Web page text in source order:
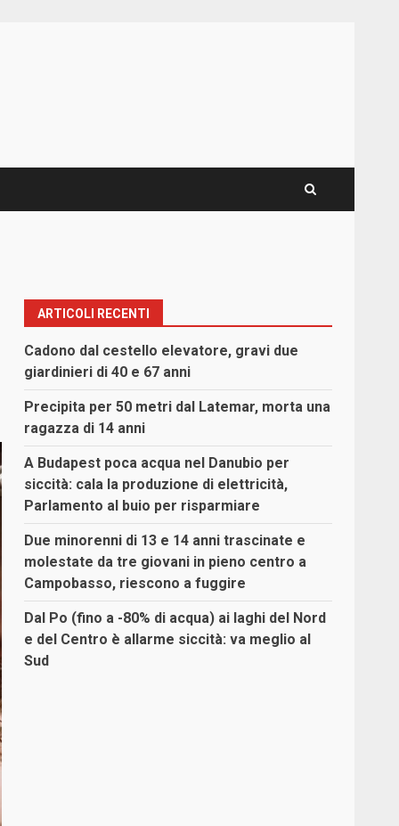
ARTICOLI RECENTI
Cadono dal cestello elevatore, gravi due
giardinieri di 40 e 67 anni
Precipita per 50 metri dal Latemar, morta una
ragazza di 14 anni
A Budapest poca acqua nel Danubio per
siccità: cala la produzione di elettricità,
Parlamento al buio per risparmiare
Due minorenni di 13 e 14 anni trascinate e
molestate da tre giovani in pieno centro a
Campobasso, riescono a fuggire
Dal Po (fino a -80% di acqua) ai laghi del Nord
e del Centro è allarme siccità: va meglio al
Sud